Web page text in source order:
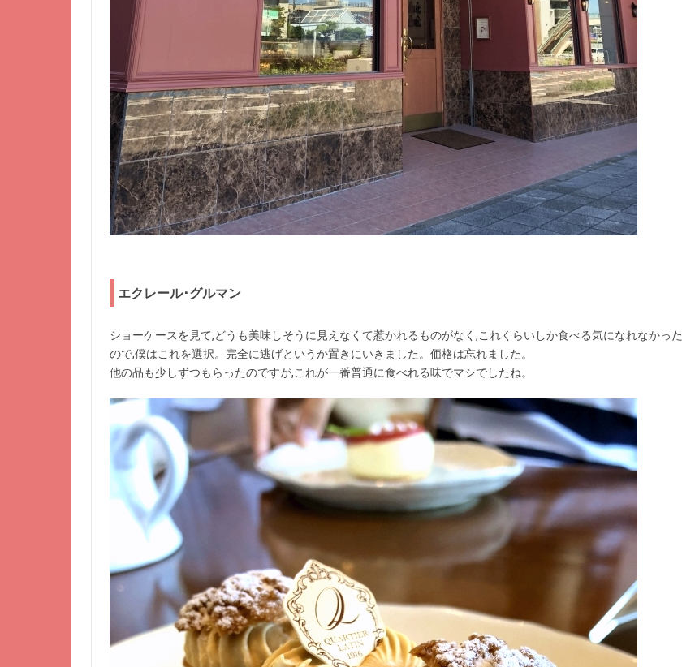
エクレール･グルマン
ショーケースを見て,どうも美味しそうに見えなくて惹かれるものがなく,これくらいしか食べる気になれなかった
ので,僕はこれを選択。完全に逃げというか置きにいきました。価格は忘れました。
他の品も少しずつもらったのですが,これが一番普通に食べれる味でマシでしたね。